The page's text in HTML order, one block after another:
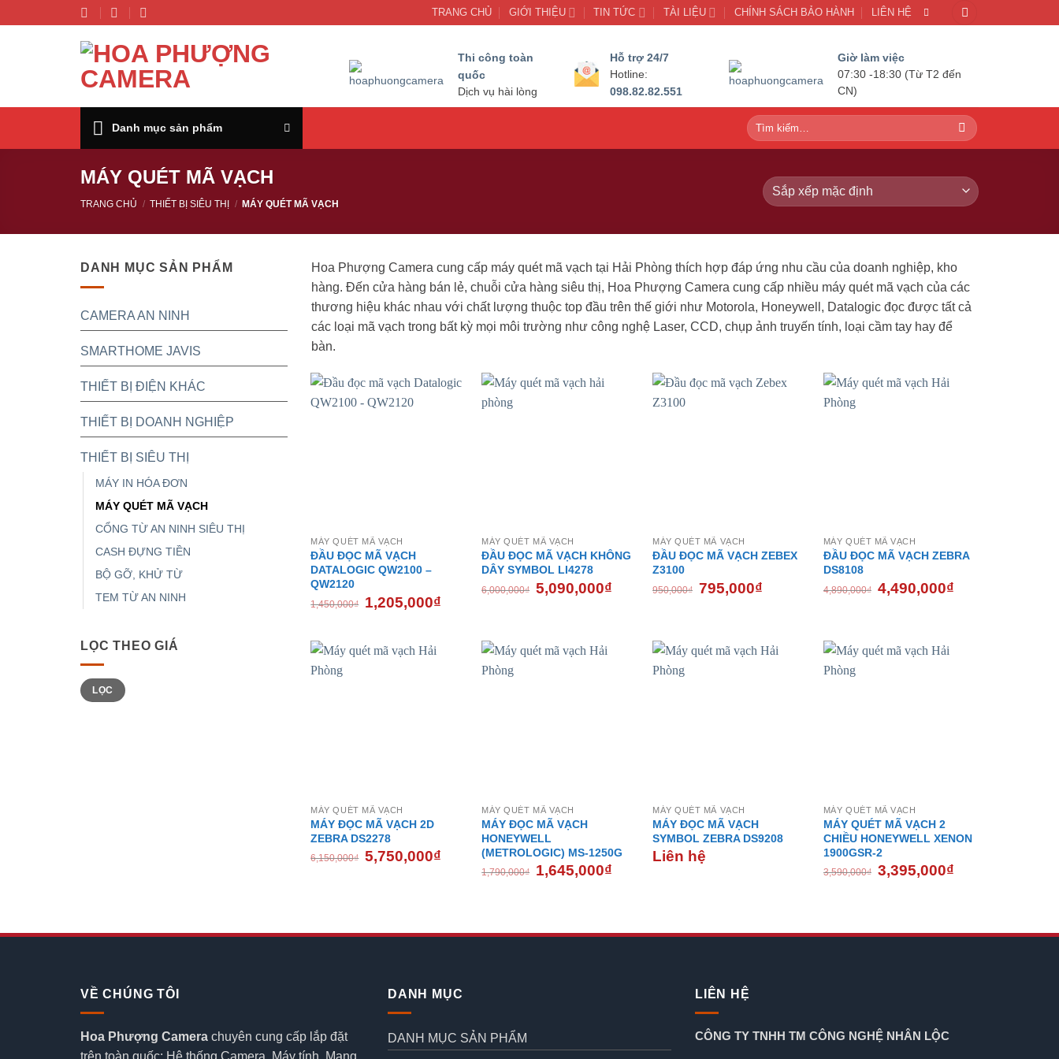
đến
TRANG CHỦ GIỚI THIỆU TIN TỨC TÀI LIỆU CHÍNH SÁCH BẢO HÀNH LIÊN HỆ
Thi công toàn
quốc
Dịch vụ hài lòng
Hỗ trợ 24/7
Hotline:
098.82.82.551
Giờ làm việc
07:30 -18:30 (Từ T2 đến
CN)
Danh mục sản phẩm
Tìm
kiếm:
MÁY QUÉT MÃ VẠCH
TRANG CHỦ / THIẾT BỊ SIÊU THỊ / MÁY QUÉT MÃ VẠCH
DANH MỤC SẢN PHẨM
CAMERA AN NINH
SMARTHOME JAVIS
THIẾT BỊ ĐIỆN KHÁC
THIẾT BỊ DOANH NGHIỆP
THIẾT BỊ SIÊU THỊ
MÁY IN HÓA ĐƠN
MÁY QUÉT MÃ VẠCH
CỔNG TỪ AN NINH SIÊU THỊ
CASH ĐỰNG TIỀN
BỘ GỠ, KHỬ TỪ
TEM TỪ AN NINH
LỌC THEO GIÁ
Giá
tối
thiểu
Giá
tối
đa
LỌC
Hoa Phượng Camera cung cấp máy quét mã vạch tại Hải Phòng thích hợp đáp ứng nhu cầu của doanh nghiệp, kho
hàng. Đến cửa hàng bán lẻ, chuỗi cửa hàng siêu thị, Hoa Phượng Camera cung cấp nhiều máy quét mã vạch của các
thương hiệu khác nhau với chất lượng thuộc top đầu trên thế giới như Motorola, Honeywell, Datalogic đọc được tất cả
các loại mã vạch trong bất kỳ mọi môi trường như công nghệ Laser, CCD, chụp ảnh truyến tính, loại cầm tay hay để
bàn.
MÁY QUÉT MÃ VẠCH
ĐẦU ĐỌC MÃ VẠCH
DATALOGIC QW2100 –
QW2120
1,450,000₫
Giá
gốc
1,205,000₫Giá
hiện
1,205,000₫.
MÁY QUÉT MÃ VẠCH
ĐẦU ĐỌC MÃ VẠCH KHÔNG
DÂY SYMBOL LI4278
6,000,000₫
Giá
gốc
5,090,000₫Giá
hiện
MÁY QUÉT MÃ VẠCH
ĐẦU ĐỌC MÃ VẠCH ZEBEX
Z3100
950,000₫ Giá
gốc
795,000₫Giá
hiện
MÁY QUÉT MÃ VẠCH
ĐẦU ĐỌC MÃ VẠCH ZEBRA
DS8108
4,890,000₫
Giá
gốc
4,490,000₫Giá
hiện
MÁY QUÉT MÃ VẠCH
MÁY ĐỌC MÃ VẠCH 2D
ZEBRA DS2278
6,150,000₫
Giá
gốc
5,750,000₫Giá
MÁY QUÉT MÃ VẠCH
MÁY ĐỌC MÃ VẠCH
HONEYWELL
(METROLOGIC) MS-1250G
1,790,000₫
Giá
gốc
1,645,000₫Giá
MÁY QUÉT MÃ VẠCH
MÁY ĐỌC MÃ VẠCH
SYMBOL ZEBRA DS9208
Liên hệ
MÁY QUÉT MÃ VẠCH
MÁY QUÉT MÃ VẠCH 2
CHIỀU HONEYWELL XENON
1900GSR-2
3,590,000₫ Giá
gốc
3,395,000₫Giá
VỀ CHÚNG TÔI
Hoa Phượng Camera chuyên cung cấp lắp đặt
DANH MỤC
DANH MỤC SẢN PHẨM
LIÊN HỆ
CÔNG TY TNHH TM CÔNG NGHỆ NHÂN LỘC